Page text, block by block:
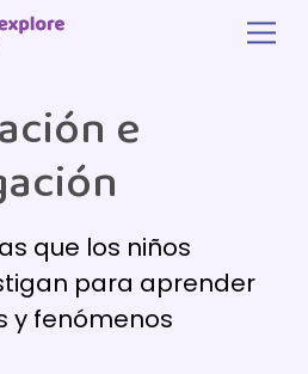
e
que los niños
para aprender
y fenómenos